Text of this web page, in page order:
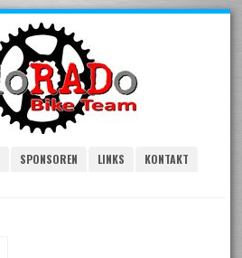
SPONSOREN LINKS
KONTAKT